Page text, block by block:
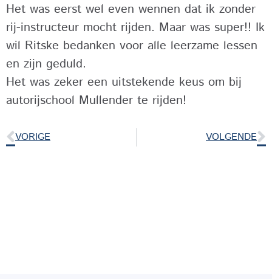
Het was eerst wel even wennen dat ik zonder
rij-instructeur mocht rijden. Maar was super!! Ik
wil Ritske bedanken voor alle leerzame lessen
en zijn geduld.
Het was zeker een uitstekende keus om bij
autorijschool Mullender te rijden!
VORIGE VOLGENDE